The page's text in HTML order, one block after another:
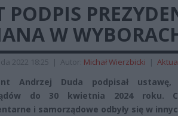
PODPIS
W
2022 18:25 | Autor: Michał Wierzbicki |
Andrzej Duda podpisał
do 30 kwietnia 2024 roku.
i samorządowe odbyły się w